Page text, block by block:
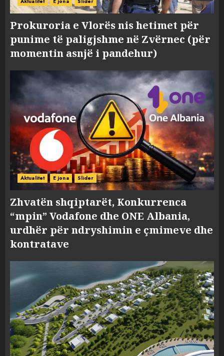
Prokuroria e Vlorës nis hetimet për
punime të paligjshme në Zvërnec (për
momentin asnjë i pandehur)
Aktualitet E jona Slider
Zhvatën shqiptarët, Konkurrenca
“mpin” Vodafone dhe ONE Albania,
urdhër për ndryshimin e çmimeve dhe
kontratave